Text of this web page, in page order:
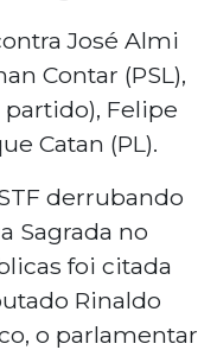
José Almi
Contar (PSL),
Felipe
Catan (PL).
derrubando
Sagrada no
foi citada
Rinaldo
o parlamentar